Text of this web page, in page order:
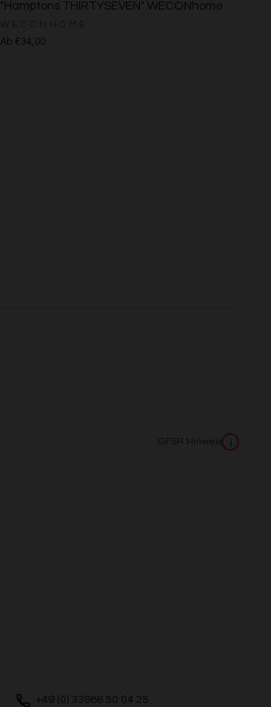
"Hamptons THIRTYSEVEN" WECONhome
Ab €34,00
GPSR Hinweis i
+49 (0) 33986 50 04 25